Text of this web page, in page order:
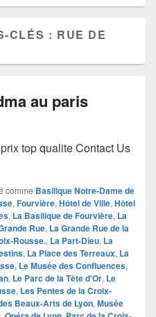
CLÉS : RUE DE
au paris
top qualite Contact Us
comme Basilique Notre-Dame de
, Fourvière, Hôtel de Ville, Hôtel
, La Basilique de Fourvière, La
Rue, La Grande Rue de la
Rousse., La Part-Dieu, La
, La Place des Terreaux, La
, Le Musée des Confluences,
, Le Parc de la Tête d'Or, Le
, Les Pentes de la Croix-
Beaux-Arts de Lyon, Musée